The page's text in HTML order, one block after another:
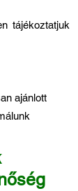
tájékoztatjuk
ajánlott